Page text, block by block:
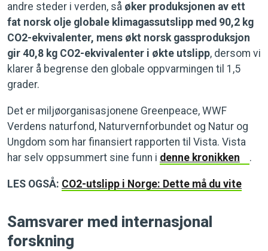
andre steder i verden, så øker produksjonen av ett
fat norsk olje globale klimagassutslipp med 90,2 kg
CO2-ekvivalenter, mens økt norsk gassproduksjon
gir 40,8 kg CO2-ekvivalenter i økte utslipp, dersom vi
klarer å begrense den globale oppvarmingen til 1,5
grader.
Det er miljøorganisasjonene Greenpeace, WWF
Verdens naturfond, Naturvernforbundet og Natur og
Ungdom som har finansiert rapporten til Vista. Vista
har selv oppsummert sine funn i denne kronikken .
LES OGSÅ: CO2-utslipp i Norge: Dette må du vite
Samsvarer med internasjonal
forskning